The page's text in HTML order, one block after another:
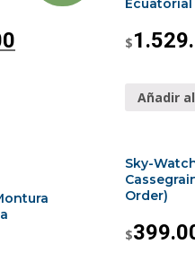
$
Añadir
Sky-
Order)
$